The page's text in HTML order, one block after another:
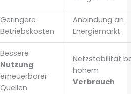
Geringere
Betriebskosten
Anbindung an
Energiemarkt
Bessere
Nutzung
erneuerbarer
Quellen
Netzstabilität
hohem
Verbrauch